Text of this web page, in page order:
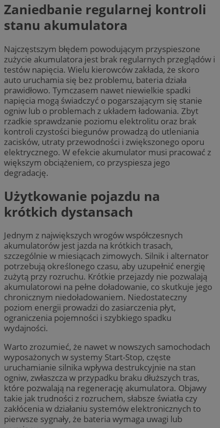
Zaniedbanie regularnej kontroli
stanu akumulatora
Najczęstszym błędem powodującym przyspieszone
zużycie akumulatora jest brak regularnych przeglądów i
testów napięcia. Wielu kierowców zakłada, że skoro
auto uruchamia się bez problemu, bateria działa
prawidłowo. Tymczasem nawet niewielkie spadki
napięcia mogą świadczyć o pogarszającym się stanie
ogniw lub o problemach z układem ładowania. Zbyt
rzadkie sprawdzanie poziomu elektrolitu oraz brak
kontroli czystości biegunów prowadzą do utleniania
zacisków, utraty przewodności i zwiększonego oporu
elektrycznego. W efekcie akumulator musi pracować z
większym obciążeniem, co przyspiesza jego
degradację.
Użytkowanie pojazdu na
krótkich dystansach
Jednym z największych wrogów współczesnych
akumulatorów jest jazda na krótkich trasach,
szczególnie w miesiącach zimowych. Silnik i alternator
potrzebują określonego czasu, aby uzupełnić energię
zużytą przy rozruchu. Krótkie przejazdy nie pozwalają
akumulatorowi na pełne doładowanie, co skutkuje jego
chronicznym niedoładowaniem. Niedostateczny
poziom energii prowadzi do zasiarczenia płyt,
ograniczenia pojemności i szybkiego spadku
wydajności.
Warto zrozumieć, że nawet w nowszych samochodach
wyposażonych w systemy Start-Stop, częste
uruchamianie silnika wpływa destrukcyjnie na stan
ogniw, zwłaszcza w przypadku braku dłuższych tras,
które pozwalają na regenerację akumulatora. Objawy
takie jak trudności z rozruchem, słabsze światła czy
zakłócenia w działaniu systemów elektronicznych to
pierwsze sygnały, że bateria wymaga uwagi lub